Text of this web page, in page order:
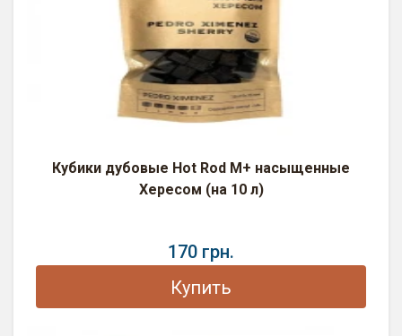
Кубики дубовые Hot Rod M+ насыщенные
Хересом (на 10 л)
170 грн.
Купить